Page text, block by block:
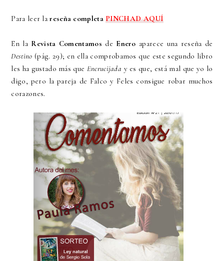
Para leer lareseña completaPINCHAD AQUÍ
En la Revista Comentamos de Enero aparece una reseña de
Destino (pág. 29); en ella comprobamos que este segundo libro
les ha gustado más que Encrucijada y es que, está mal que yo lo
digo, pero la pareja de Falco y Feles consigue robar muchos
corazones.